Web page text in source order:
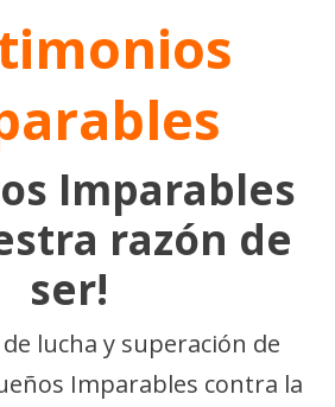
Imparables
razón de
ser!
lucha y superación de
Imparables contra la